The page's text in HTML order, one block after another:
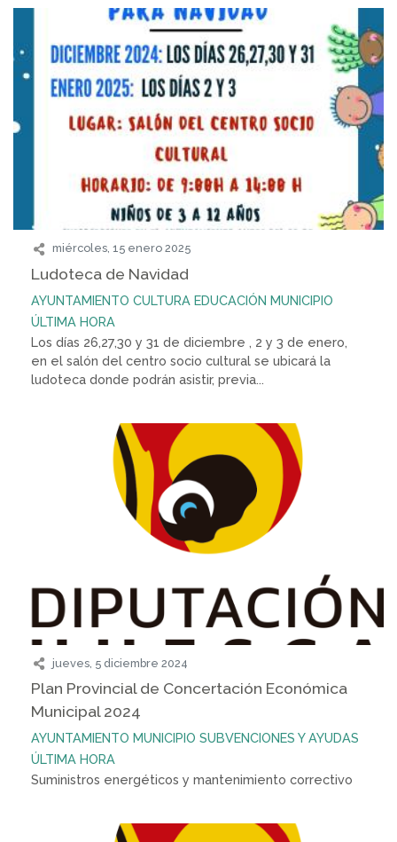
miércoles, 15 enero 2025
Ludoteca de Navidad
AYUNTAMIENTO CULTURA EDUCACIÓN MUNICIPIO
ÚLTIMA HORA
Los días 26,27,30 y 31 de diciembre , 2 y 3 de enero,
en el salón del centro socio cultural se ubicará la
ludoteca donde podrán asistir, previa...
jueves, 5 diciembre 2024
Plan Provincial de Concertación Económica
Municipal 2024
AYUNTAMIENTO MUNICIPIO SUBVENCIONES Y AYUDAS
ÚLTIMA HORA
Suministros energéticos y mantenimiento correctivo